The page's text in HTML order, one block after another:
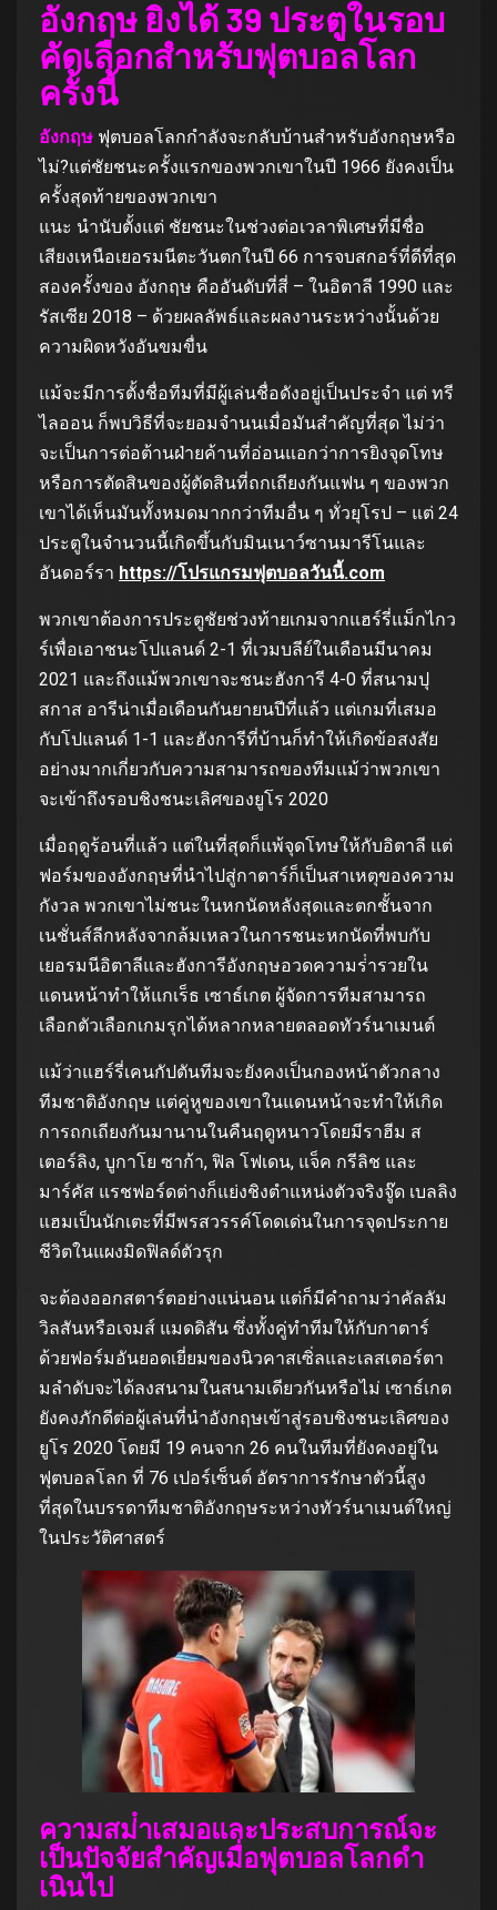
อังกฤษ ยิงได้ 39 ประตูในรอบ
คัดเลือกสําหรับฟุตบอลโลก
ครั้งนี้
อังกฤษ ฟุตบอลโลกกําลังจะกลับบ้านสําหรับอังกฤษหรือ
ไม่?แต่ชัยชนะครั้งแรกของพวกเขาในปี 1966 ยังคงเป็น
ครั้งสุดท้ายของพวกเขา
แนะ นำนับตั้งแต่ ชัยชนะในช่วงต่อเวลาพิเศษที่มีชื่อ
เสียงเหนือเยอรมนีตะวันตกในปี 66 การจบสกอร์ที่ดีที่สุด
สองครั้งของ อังกฤษ คืออันดับที่สี่ – ในอิตาลี 1990 และ
รัสเซีย 2018 – ด้วยผลลัพธ์และผลงานระหว่างนั้นด้วย
ความผิดหวังอันขมขื่น
แม้จะมีการตั้งชื่อทีมที่มีผู้เล่นชื่อดังอยู่เป็นประจํา แต่ ทรี
ไลออน ก็พบวิธีที่จะยอมจํานนเมื่อมันสําคัญที่สุด ไม่ว่า
จะเป็นการต่อต้านฝ่ายค้านที่อ่อนแอกว่าการยิงจุดโทษ
หรือการตัดสินของผู้ตัดสินที่ถกเถียงกันแฟน ๆ ของพวก
เขาได้เห็นมันทั้งหมดมากกว่าทีมอื่น ๆ ทั่วยุโรป – แต่ 24
ประตูในจํานวนนี้เกิดขึ้นกับมินเนาว์ซานมารีโนและ
อันดอร์รา https://โปรแกรมฟุตบอลวันนี้.com
พวกเขาต้องการประตูชัยช่วงท้ายเกมจากแฮร์รี่แม็กไกว
ร์เพื่อเอาชนะโปแลนด์ 2-1 ที่เวมบลีย์ในเดือนมีนาคม
2021 และถึงแม้พวกเขาจะชนะฮังการี 4-0 ที่สนามปุ
สกาส อารีน่าเมื่อเดือนกันยายนปีที่แล้ว แต่เกมที่เสมอ
กับโปแลนด์ 1-1 และฮังการีที่บ้านก็ทําให้เกิดข้อสงสัย
อย่างมากเกี่ยวกับความสามารถของทีมแม้ว่าพวกเขา
จะเข้าถึงรอบชิงชนะเลิศของยูโร 2020
เมื่อฤดูร้อนที่แล้ว แต่ในที่สุดก็แพ้จุดโทษให้กับอิตาลี แต่
ฟอร์มของอังกฤษที่นําไปสู่กาตาร์ก็เป็นสาเหตุของความ
กังวล พวกเขาไม่ชนะในหกนัดหลังสุดและตกชั้นจาก
เนชั่นส์ลีกหลังจากล้มเหลวในการชนะหกนัดที่พบกับ
เยอรมนีอิตาลีและฮังการีอังกฤษอวดความร่ํารวยใน
แดนหน้าทําให้แกเร็ธ เซาธ์เกต ผู้จัดการทีมสามารถ
เลือกตัวเลือกเกมรุกได้หลากหลายตลอดทัวร์นาเมนต์
แม้ว่าแฮร์รี่เคนกัปตันทีมจะยังคงเป็นกองหน้าตัวกลาง
ทีมชาติอังกฤษ แต่คู่หูของเขาในแดนหน้าจะทําให้เกิด
การถกเถียงกันมานานในคืนฤดูหนาวโดยมีราฮีม ส
เตอร์ลิง, บูกาโย ซาก้า, ฟิล โฟเดน, แจ็ค กรีลิช และ
มาร์คัส แรชฟอร์ดต่างก็แย่งชิงตําแหน่งตัวจริงจู๊ด เบลลิง
แฮมเป็นนักเตะที่มีพรสวรรค์โดดเด่นในการจุดประกาย
ชีวิตในแผงมิดฟิลด์ตัวรุก
จะต้องออกสตาร์ตอย่างแน่นอน แต่ก็มีคําถามว่าคัลลัม
วิลสันหรือเจมส์ แมดดิสัน ซึ่งทั้งคู่ทําทีมให้กับกาตาร์
ด้วยฟอร์มอันยอดเยี่ยมของนิวคาสเซิ่ลและเลสเตอร์ตา
มลําดับจะได้ลงสนามในสนามเดียวกันหรือไม่ เซาธ์เกต
ยังคงภักดีต่อผู้เล่นที่นําอังกฤษเข้าสู่รอบชิงชนะเลิศของ
ยูโร 2020 โดยมี 19 คนจาก 26 คนในทีมที่ยังคงอยู่ใน
ฟุตบอลโลก ที่ 76 เปอร์เซ็นต์ อัตราการรักษาตัวนี้สูง
ที่สุดในบรรดาทีมชาติอังกฤษระหว่างทัวร์นาเมนต์ใหญ่
ในประวัติศาสตร์
ความสม่ําเสมอและประสบการณ์จะ
เป็นปัจจัยสําคัญเมื่อฟุตบอลโลกดํา
เนินไป